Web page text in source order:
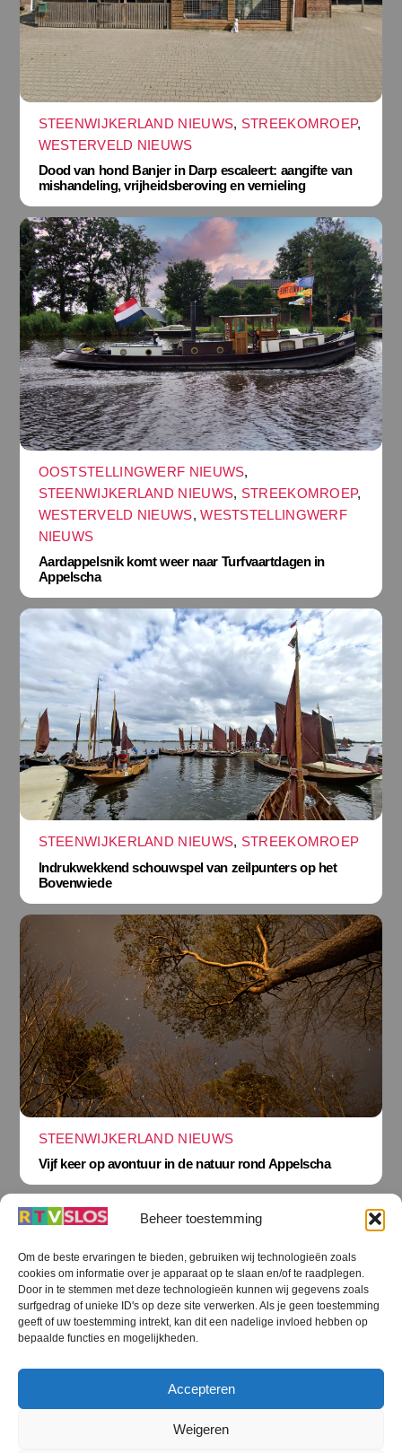
Beheer toestemming
Om de beste ervaringen te bieden, gebruiken wij technologieën zoals
cookies om informatie over je apparaat op te slaan en/of te raadplegen.
Door in te stemmen met deze technologieën kunnen wij gegevens zoals
surfgedrag of unieke ID's op deze site verwerken. Als je geen toestemming
geeft of uw toestemming intrekt, kan dit een nadelige invloed hebben op
bepaalde functies en mogelijkheden.
Accepteren
Weigeren
STEENWIJKERLAND NIEUWS, STREEKOMROEP,
WESTERVELD NIEUWS
Dood van hond Banjer in Darp escaleert: aangifte van
mishandeling, vrijheidsberoving en vernieling
OOSTSTELLINGWERF NIEUWS,
STEENWIJKERLAND NIEUWS, STREEKOMROEP,
WESTERVELD NIEUWS,WESTSTELLINGWERF
NIEUWS
Aardappelsnik komt weer naar Turfvaartdagen in
Appelscha
STEENWIJKERLAND NIEUWS, STREEKOMROEP
Indrukwekkend schouwspel van zeilpunters op het
Bovenwiede
STEENWIJKERLAND NIEUWS
Vijf keer op avontuur in de natuur rond Appelscha
Terug
naar
boven
RTV SLOS
RTV SLOS ANBI